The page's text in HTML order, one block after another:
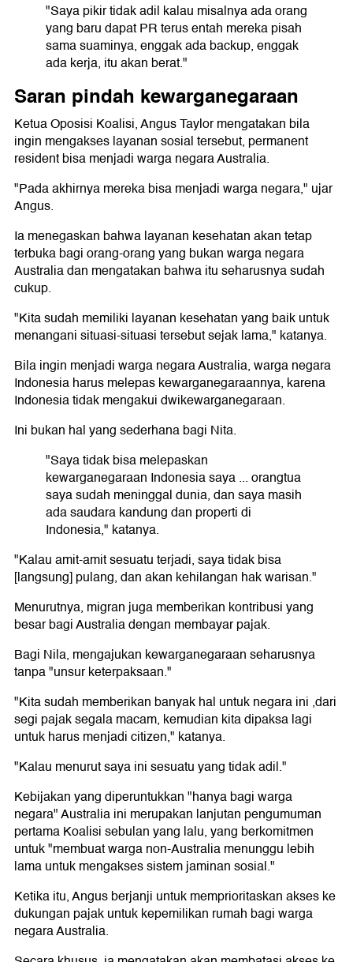
"Saya pikir tidak adil kalau misalnya ada orang
yang baru dapat PR terus entah mereka pisah
sama suaminya, enggak ada backup, enggak
ada kerja, itu akan berat."
Saran pindah kewarganegaraan
Ketua Oposisi Koalisi, Angus Taylor mengatakan bila
ingin mengakses layanan sosial tersebut, permanent
resident bisa menjadi warga negara Australia.
"Pada akhirnya mereka bisa menjadi warga negara," ujar
Angus.
Ia menegaskan bahwa layanan kesehatan akan tetap
terbuka bagi orang-orang yang bukan warga negara
Australia dan mengatakan bahwa itu seharusnya sudah
cukup.
"Kita sudah memiliki layanan kesehatan yang baik untuk
menangani situasi-situasi tersebut sejak lama," katanya.
Bila ingin menjadi warga negara Australia, warga negara
Indonesia harus melepas kewarganegaraannya, karena
Indonesia tidak mengakui dwikewarganegaraan.
Ini bukan hal yang sederhana bagi Nita.
"Saya tidak bisa melepaskan
kewarganegaraan Indonesia saya ... orangtua
saya sudah meninggal dunia, dan saya masih
ada saudara kandung dan properti di
Indonesia," katanya.
"Kalau amit-amit sesuatu terjadi, saya tidak bisa
[langsung] pulang, dan akan kehilangan hak warisan."
Menurutnya, migran juga memberikan kontribusi yang
besar bagi Australia dengan membayar pajak.
Bagi Nila, mengajukan kewarganegaraan seharusnya
tanpa "unsur keterpaksaan."
"Kita sudah memberikan banyak hal untuk negara ini ,dari
segi pajak segala macam, kemudian kita dipaksa lagi
untuk harus menjadi citizen," katanya.
"Kalau menurut saya ini sesuatu yang tidak adil."
Kebijakan yang diperuntukkan "hanya bagi warga
negara" Australia ini merupakan lanjutan pengumuman
pertama Koalisi sebulan yang lalu, yang berkomitmen
untuk "membuat warga non-Australia menunggu lebih
lama untuk mengakses sistem jaminan sosial."
Ketika itu, Angus berjanji untuk memprioritaskan akses ke
dukungan pajak untuk kepemilikan rumah bagi warga
negara Australia.